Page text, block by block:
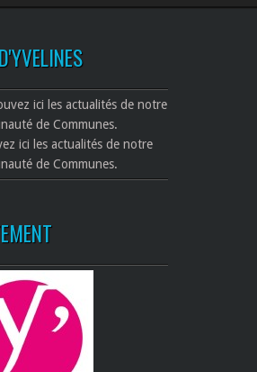
ici les actualités de notre
de Communes.